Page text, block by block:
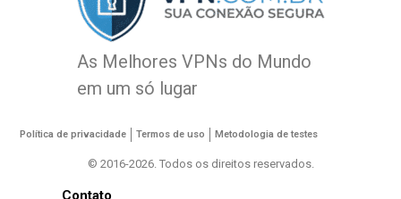
As Melhores VPNs do Mundo
em um só lugar
Política de privacidade Termos de uso Metodologia de testes
© 2016-2026. Todos os direitos reservados.
Contato